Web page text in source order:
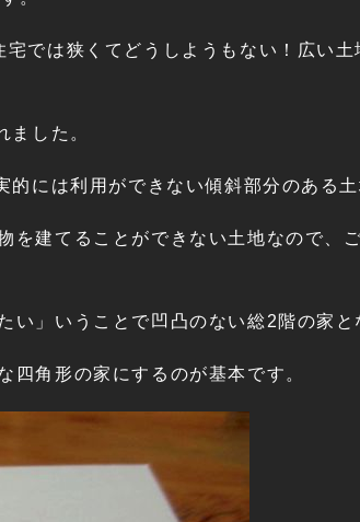
では狭くてどうしようもない！広い土
ました。
には利用ができない傾斜部分のある土
を建てることができない土地なので、
」いうことで凹凸のない総2階の家と
四角形の家にするのが基本です。